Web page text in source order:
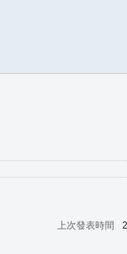
上次發表時間